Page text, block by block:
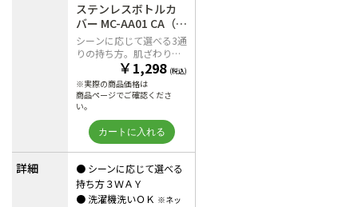
詳細
ステンレスボトルカ
バー MC-AA01 CA（ベ
ージュ）
シーンに応じて選べる3通
りの持ち方。肌ざわりが
いいボトルカバー
￥1,298 (税込)
※実際の商品価格は
商品ページでご確認くださ
い。
● シーンに応じて選べる
持ち方３ＷＡＹ
● 洗濯機洗いＯＫ ※ネッ